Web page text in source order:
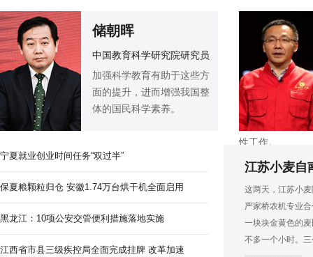
储朝晖
中国教育科学研究院研究员
加强科学教育有助于这些方
面的提升，进而增强我国整
体的国民科学素养。
性工作。
江苏小麦自
这两天，江苏小
严家桥农机专业
一块块金黄色的
不多一个小时。
宁夏就业创业时间任务“双过半”
保夏粮颗粒归仓 安徽1.74万台烘干机全面启用
黑龙江：10项公安交管便利措施落地实施
江西省市县三级疾控局全面完成挂牌 改革加速